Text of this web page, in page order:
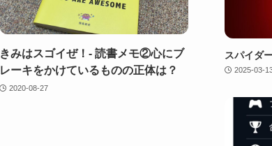
きみはスゴイぜ！- 読書メモ②心にブ
レーキをかけているものの正体は？
2020-08-27
スパイダ
2025-03-